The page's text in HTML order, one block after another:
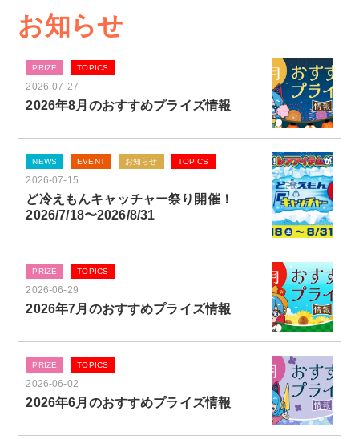
お知らせ
PRIZE TOPICS
2026-07-27
2026年8月のおすすめプライズ情報
NEWS EVENT お知らせ TOPICS
2026-07-15
ど冷えもんキャッチャー祭り開催！
2026/7/18〜2026/8/31
PRIZE TOPICS
2026-06-29
2026年7月のおすすめプライズ情報
PRIZE TOPICS
2026-06-02
2026年6月のおすすめプライズ情報